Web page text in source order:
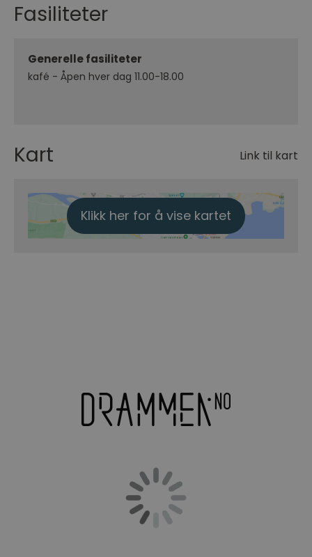
Fasiliteter
Generelle fasiliteter
kafé - Åpen hver dag 11.00-18.00
Kart Link til kart
Klikk her for å vise kartet